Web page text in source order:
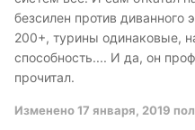
безсилен против диванного
200+, турины одинаковые,
способность.... И да, он
прочитал.
Изменено17 января, 2019